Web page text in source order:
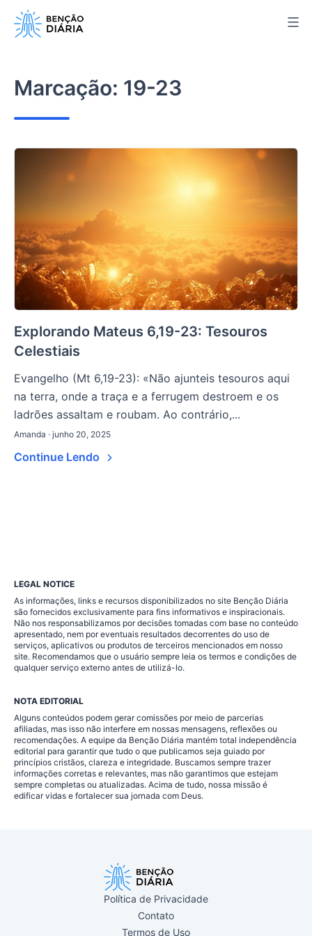
Pular
para
Marcação: 19-23
Explorando Mateus 6,19-23: Tesouros
Celestiais
Evangelho (Mt 6,19-23): «Não ajunteis tesouros aqui
na terra, onde a traça e a ferrugem destroem e os
ladrões assaltam e roubam. Ao contrário,...
Amanda · junho 20, 2025
Continue Lendo
LEGAL NOTICE
As informações, links e recursos disponibilizados no site Benção Diária
são fornecidos exclusivamente para fins informativos e inspiracionais.
Não nos responsabilizamos por decisões tomadas com base no conteúdo
apresentado, nem por eventuais resultados decorrentes do uso de
serviços, aplicativos ou produtos de terceiros mencionados em nosso
site. Recomendamos que o usuário sempre leia os termos e condições de
qualquer serviço externo antes de utilizá-lo.
NOTA EDITORIAL
Alguns conteúdos podem gerar comissões por meio de parcerias
afiliadas, mas isso não interfere em nossas mensagens, reflexões ou
recomendações. A equipe da Benção Diária mantém total independência
editorial para garantir que tudo o que publicamos seja guiado por
princípios cristãos, clareza e integridade. Buscamos sempre trazer
informações corretas e relevantes, mas não garantimos que estejam
sempre completas ou atualizadas. Acima de tudo, nossa missão é
edificar vidas e fortalecer sua jornada com Deus.
Política de Privacidade
Contato
Termos de Uso